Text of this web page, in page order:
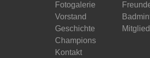
Fotogalerie
Vorstand
Geschichte
Champions
Kontakt